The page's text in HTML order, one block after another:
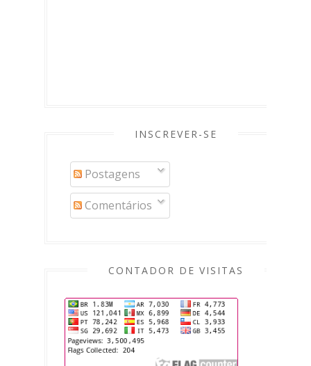
INSCREVER-SE
Postagens
Comentários
CONTADOR DE VISITAS